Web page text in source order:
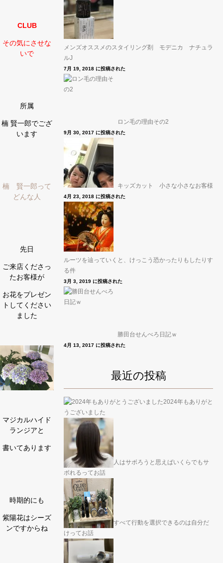
CLUB
その気にさせな
いで
所属
楠 賢一郎でござ
います
楠 賢一郎って
どんな人
先日
ご来店くださっ
たお客様が
お花をプレゼン
トしてください
ました
マジカルハイド
ランジアと
書いてあります
時期的にも
紫陽花はシーズ
ンですからね
メンズオススメのスタイリング剤 モデニカ ナチュラ
ルJ
7月 19, 2018 に投稿された
ロン毛の理由その2
9月 30, 2017 に投稿された
キッズカット 小さな小さなお客様
4月 23, 2018 に投稿された
ルーツを辿っていくと、けっこう恐かったりもしたりす
る件
3月 3, 2019 に投稿された
勝田台せんべろ日記ｗ
4月 13, 2017 に投稿された
最近の投稿
2024年もありがと
うございました
人はサボろうと思えばいくらでもサ
ボれるってお話
すべて行動を選択できるのは自分だ
けってお話